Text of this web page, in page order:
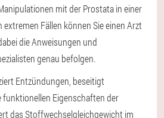
mit der Prostata in einer
Fällen können Sie einen Arzt
die Anweisungen und
genau befolgen.
Entzündungen, beseitigt
Eigenschaften der
das Stoffwechselgleichgewicht im